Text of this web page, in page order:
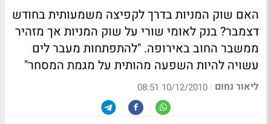
האם שוק המניות בדרך לקפיצה משמעותית בחודש
דצמבר? בנק לאומי שורי על שוק המניות אך מזהיר
ממשבר החוב באירופה. "להתפתחות מעבר לים
עשויה להיות השפעה מהותית על מגמת המסחר"
ליאור נחום |
10/12/2010 08:51